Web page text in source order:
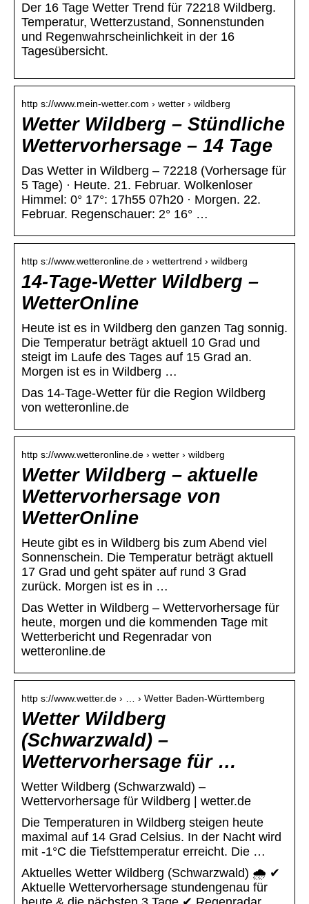
Der 16 Tage Wetter Trend für 72218 Wildberg.
Temperatur, Wetterzustand, Sonnenstunden
und Regenwahrscheinlichkeit in der 16
Tagesübersicht.
http s://www.mein-wetter.com › wetter › wildberg
Wetter Wildberg – Stündliche
Wettervorhersage – 14 Tage
Das Wetter in Wildberg – 72218 (Vorhersage für
5 Tage) · Heute. 21. Februar. Wolkenloser
Himmel: 0° 17°: 17h55 07h20 · Morgen. 22.
Februar. Regenschauer: 2° 16° …
http s://www.wetteronline.de › wettertrend › wildberg
14-Tage-Wetter Wildberg –
WetterOnline
Heute ist es in Wildberg den ganzen Tag sonnig.
Die Temperatur beträgt aktuell 10 Grad und
steigt im Laufe des Tages auf 15 Grad an.
Morgen ist es in Wildberg …
Das 14-Tage-Wetter für die Region Wildberg
von wetteronline.de
http s://www.wetteronline.de › wetter › wildberg
Wetter Wildberg – aktuelle
Wettervorhersage von
WetterOnline
Heute gibt es in Wildberg bis zum Abend viel
Sonnenschein. Die Temperatur beträgt aktuell
17 Grad und geht später auf rund 3 Grad
zurück. Morgen ist es in …
Das Wetter in Wildberg – Wettervorhersage für
heute, morgen und die kommenden Tage mit
Wetterbericht und Regenradar von
wetteronline.de
http s://www.wetter.de › … › Wetter Baden-Württemberg
Wetter Wildberg
(Schwarzwald) –
Wettervorhersage für …
Wetter Wildberg (Schwarzwald) –
Wettervorhersage für Wildberg | wetter.de
Die Temperaturen in Wildberg steigen heute
maximal auf 14 Grad Celsius. In der Nacht wird
mit -1°C die Tiefsttemperatur erreicht. Die …
Aktuelles Wetter Wildberg (Schwarzwald) 🌧️ ✔
Aktuelle Wettervorhersage stundengenau für